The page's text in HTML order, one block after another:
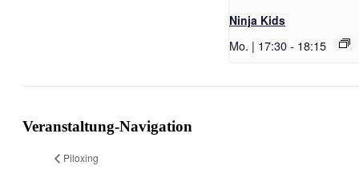
Ninja Kids
Mo. | 17:30- 18:15
Veranstaltung-Navigation
Piloxing